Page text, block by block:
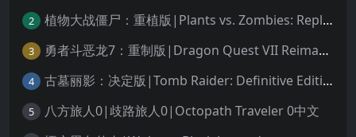
2 植物大战僵尸：重植版|Plants vs. Zombies: Replanted中文
3 勇者斗恶龙7：重制版|Dragon Quest VII Reimagined中文
4 古墓丽影：决定版|Tomb Raider: Definitive Edition中文
5 八方旅人0|歧路旅人0|Octopath Traveler 0中文